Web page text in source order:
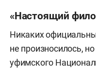
«Настоящий
Никаких
не произносилось,
уфимского